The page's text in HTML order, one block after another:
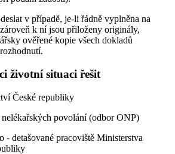
v případě, je-li řádně vyplněna na
k ní jsou přiloženy originály,
ověřené kopie všech dokladů
životní situaci řešit
České republiky
povolání (odbor ONP)
- detašované pracoviště Ministerstva